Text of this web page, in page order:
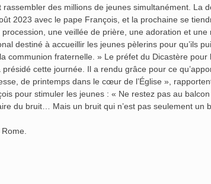
des millions de jeunes simultanément. La
2023 avec le pape François, et la prochaine se
une veillée de prière, une adoration et une
destiné à accueillir les jeunes pèlerins pour qu’ils
communion fraternelle. » Le préfet du Dicastère pour
cette journée. Il a rendu grâce pour ce
de printemps dans le cœur de l’Église »,
pour stimuler les jeunes : « Ne restez pas au
du bruit… Mais un bruit qui n’est pas seulement un